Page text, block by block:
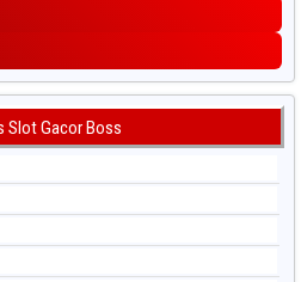
Slot Gacor Boss